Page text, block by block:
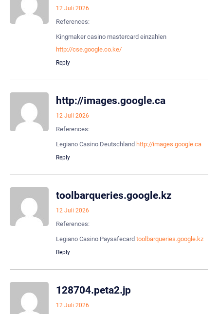
12 Juli 2026
References:
Kingmaker casino mastercard einzahlen
http://cse.google.co.ke/
Reply
http://images.google.ca
12 Juli 2026
References:
Legiano Casino Deutschland http://images.google.ca
Reply
toolbarqueries.google.kz
12 Juli 2026
References:
Legiano Casino Paysafecard toolbarqueries.google.kz
Reply
128704.peta2.jp
12 Juli 2026